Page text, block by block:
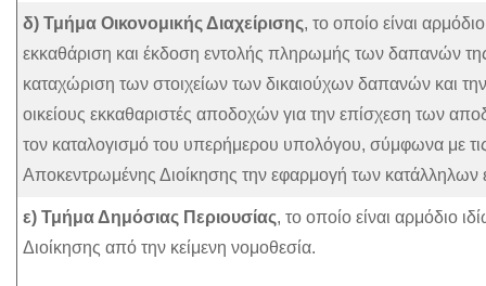
δ) Τμήμα Οικονομικής Διαχείρισης, το οποίο είναι
εκκαθάριση και έκδοση εντολής πληρωμής των δαπανών
καταχώριση των στοιχείων των δικαιούχων δαπανών και
οικείους εκκαθαριστές αποδοχών για την επίσχεση των
τον καταλογισμό του υπερήμερου υπολόγου, σύμφωνα με
Αποκεντρωμένης Διοίκησης την εφαρμογή των κατάλληλων
ε) Τμήμα Δημόσιας Περιουσίας, το οποίο είναι αρμόδιο
Διοίκησης από την κείμενη νομοθεσία.